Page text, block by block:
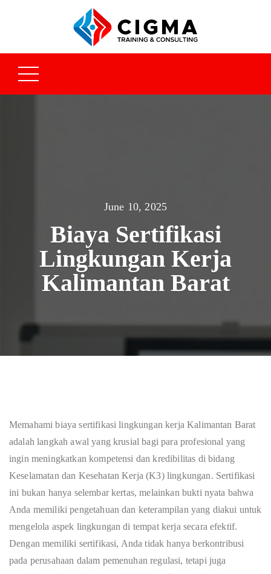
June 10, 2025
Biaya Sertifikasi
Lingkungan Kerja
Kalimantan Barat
Memahami biaya sertifikasi lingkungan kerja Kalimantan Barat
adalah langkah awal yang krusial bagi para profesional yang
ingin meningkatkan kompetensi dan kredibilitas di bidang
Keselamatan dan Kesehatan Kerja (K3) lingkungan. Sertifikasi
ini bukan hanya selembar kertas, melainkan bukti nyata bahwa
Anda memiliki pengetahuan dan keterampilan yang diakui untuk
mengelola aspek lingkungan di tempat kerja secara efektif.
Dengan memiliki sertifikasi, Anda tidak hanya berkontribusi
pada perusahaan dalam pemenuhan regulasi, tetapi juga